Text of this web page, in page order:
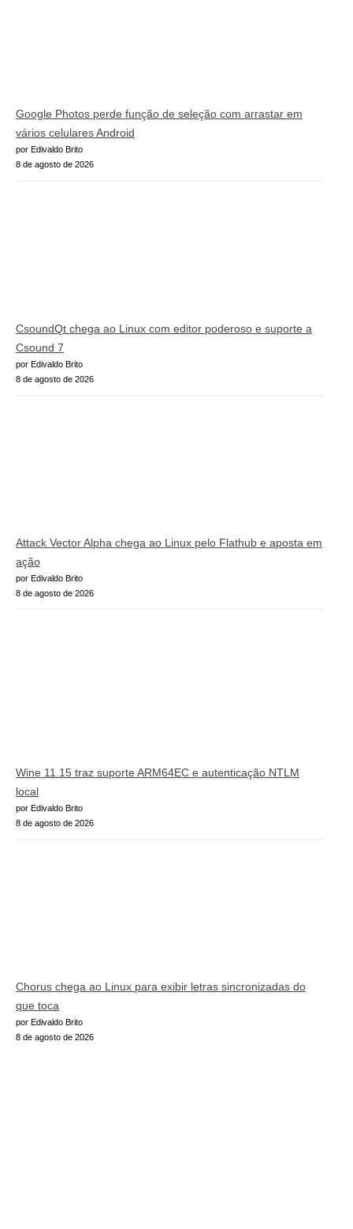
Google Photos perde função de seleção com arrastar em
vários celulares Android
por Edivaldo Brito
8 de agosto de 2026
CsoundQt chega ao Linux com editor poderoso e suporte a
Csound 7
por Edivaldo Brito
8 de agosto de 2026
Attack Vector Alpha chega ao Linux pelo Flathub e aposta em
ação
por Edivaldo Brito
8 de agosto de 2026
Wine 11.15 traz suporte ARM64EC e autenticação NTLM
local
por Edivaldo Brito
8 de agosto de 2026
Chorus chega ao Linux para exibir letras sincronizadas do
que toca
por Edivaldo Brito
8 de agosto de 2026